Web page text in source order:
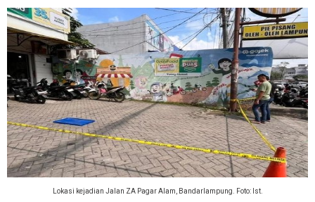
Lokasi kejadian Jalan ZA Pagar Alam, Bandarlampung. Foto: Ist.